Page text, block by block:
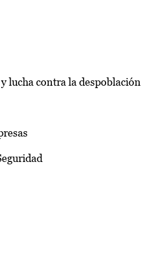
lucha contra la despoblación